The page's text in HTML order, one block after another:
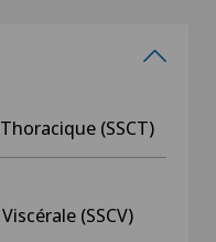
(SSCT)
(SSCV)